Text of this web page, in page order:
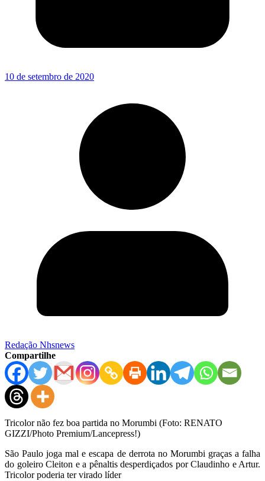
10 de setembro de 2020
Redação Nhsnews
Compartilhe
Tricolor não fez boa partida no Morumbi (Foto: RENATO
GIZZI/Photo Premium/Lancepress!)
São Paulo joga mal e escapa de derrota no Morumbi graças a falha
do goleiro Cleiton e a pênaltis desperdiçados por Claudinho e Artur.
Tricolor poderia ter virado líder